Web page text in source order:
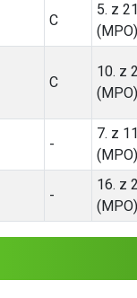
C
5. z
(MPO)
C
10. z
(MPO)
-
7. z
(MPO)
-
16. z
(MPO)